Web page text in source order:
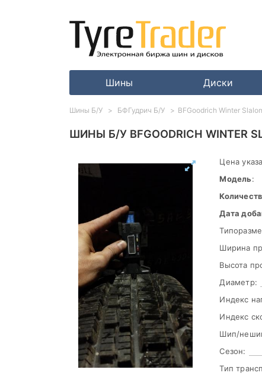
Шины Диски
ШИНЫ Б/У BFGOODRICH WINTER
Цена
Модель:
Дата
Ширина
Высота
Диаметр:
Индекс
Индекс
Шип/
Сезон:
Тип
Шины Б/У БФГудрич Б/У BFGoodrich Winter